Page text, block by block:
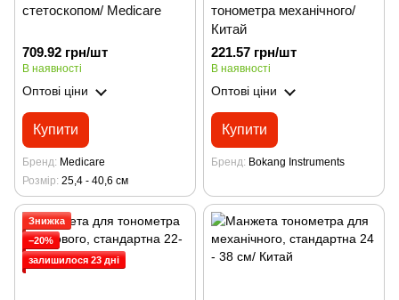
стетоскопом/ Medicare
709.92 грн/шт
В наявності
Оптові ціни
Купити
Бренд Medicare
Розмір 25,4 - 40,6 см
тонометра механічного/
Китай
221.57 грн/шт
В наявності
Оптові ціни
Купити
Бренд Bokang Instruments
Знижка
−20%
залишилося 23 дні